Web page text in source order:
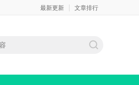
最新更新 文章排行